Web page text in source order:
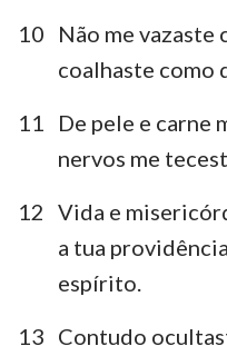
10
Não me vazaste
coalhaste como
11
De pele e carne
nervos me
12 Vida e
a tua
espírito.
13 Contudo